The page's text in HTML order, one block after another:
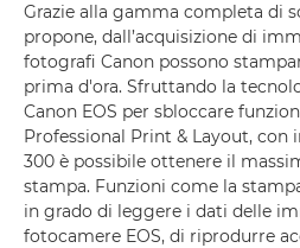
Grazie alla gamma completa di
propone, dall’acquisizione di
fotografi Canon possono
prima d'ora. Sfruttando la
Canon EOS per sbloccare
Professional Print & Layout, con
300 è possibile ottenere il
stampa. Funzioni come la
in grado di leggere i dati delle
fotocamere EOS, di riprodurre